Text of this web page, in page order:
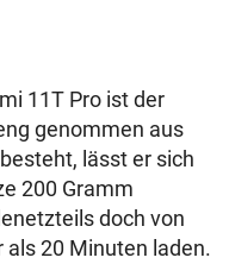
11T Pro ist der
genommen aus
lässt er sich
200 Gramm
doch von
als 20 Minuten laden.